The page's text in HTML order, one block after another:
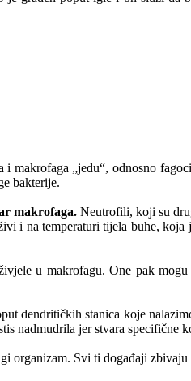
„jedu“, odnosno
bakterije.
makrofaga.Neutrofili, koji su
i na temperaturi tijela buhe,
u makrofagu. One pak
dendritičkih stanica koje
nadmudrila jer stvara specifične
organizam. Svi ti događaji